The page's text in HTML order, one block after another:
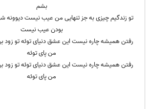
بشم
تو زندگیم چیزی به جز تنهایی من عیب نیست دیوونه
بودن عیب نیست
رفتن همیشه چاره نیست این عشق دنیای توئه تو زود
من پای توئه
رفتن همیشه چاره نیست این عشق دنیای توئه تو زود
من پای توئه